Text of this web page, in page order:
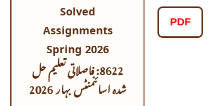
Solved
Assignments
Spring 2026
8622: فاصلاتی تعلیم حل
شدہ اسائنمنٹسبہار 2026
PDF